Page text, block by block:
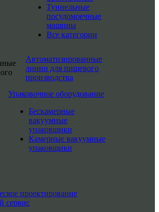
Туннельные
посудомоечные
машины
Все категории
Автоматизированные
линии для пищевого
производства
Упаковочное оборудование
Бескамерные
вакуумные
упаковщики
Камерные вакуумные
упаковщики
проектирование
сервис